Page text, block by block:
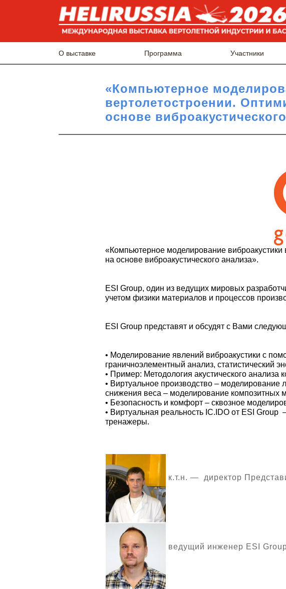
О выставке Программа Участники
«Компьютерное
вертолетостроении.
основе
«Компьютерное моделирование виброакустики
на основе виброакустического анализа».
ESI Group, один из ведущих мировых
учетом физики материалов и процессов
ESI Group представят и обсудят с Вами
• Моделирование явлений виброакустики с
граничноэлементный анализ, статистический
• Пример: Методология акустического анализа
• Виртуальное производство –
снижения веса – моделирование композитных
• Безопасность и комфорт – сквозное
• Виртуальная реальность IC.IDO от ESI Group
тренажеры.
к.т.н. — директор
ведущий инженер ESI